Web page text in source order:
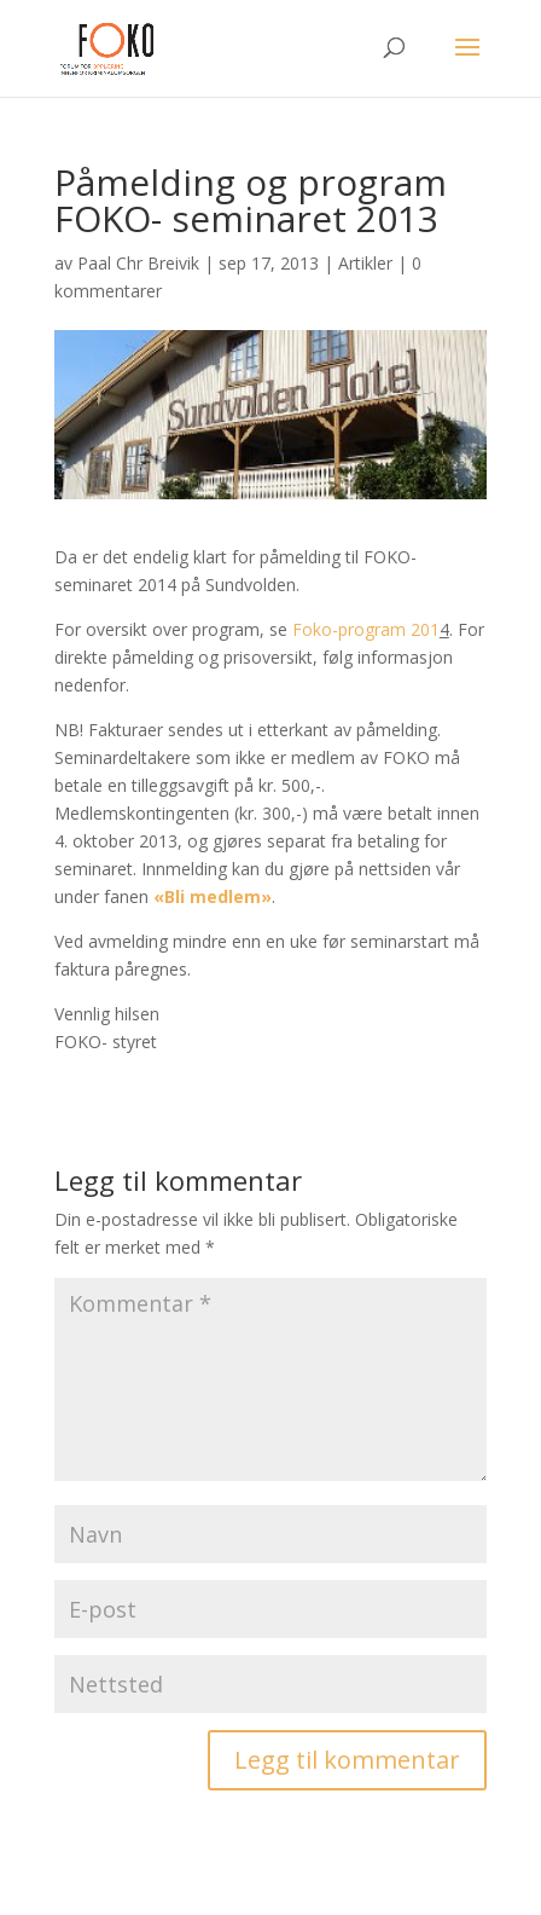
Påmelding og program
FOKO- seminaret 2013
av Paal Chr Breivik| sep 17, 2013 | Artikler| 0
kommentarer
Da er det endelig klart for påmelding til FOKO-
seminaret 2014 på Sundvolden.
For oversikt over program, se Foko-program 201 4. For
direkte påmelding og prisoversikt, følg informasjon
nedenfor.
NB! Fakturaer sendes ut i etterkant av påmelding.
Seminardeltakere som ikke er medlem av FOKO må
betale en tilleggsavgift på kr. 500,-.
Medlemskontingenten (kr. 300,-) må være betalt innen
4. oktober 2013, og gjøres separat fra betaling for
seminaret. Innmelding kan du gjøre på nettsiden vår
under fanen «Bli medlem».
Ved avmelding mindre enn en uke før seminarstart må
faktura påregnes.
Vennlig hilsen
FOKO- styret
Legg til kommentar
Din e-postadresse vil ikke bli publisert. Obligatoriske
felt er merket med *